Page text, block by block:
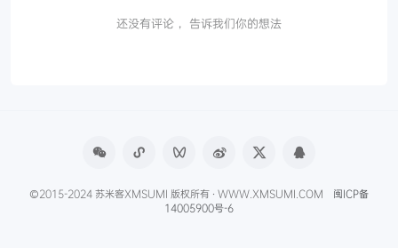
还没有评论， 告诉我们你的想法
©2015-2024 苏米客XMSUMI 版权所有 · WWW.XMSUMI.COM 闽ICP备
14005900号-6